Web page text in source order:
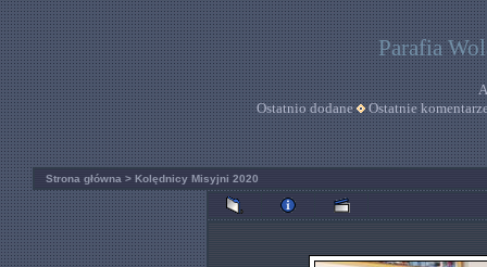
Parafia
Ostatnio dodane
Ostatnie
Strona główna > Kolędnicy Misyjni 2020